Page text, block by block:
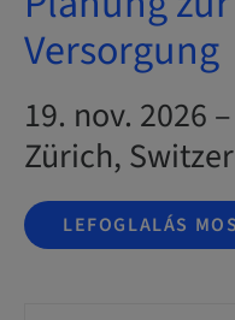
Versorgung
19. nov. 2026
Zürich,
LEFOGLALÁS